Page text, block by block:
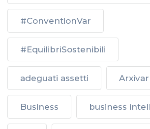
#ConventionVar
#EquilibriSostenibili
adeguati assetti
Business business